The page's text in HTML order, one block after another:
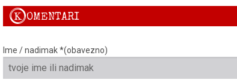
KOMENTARI
Ime / nadimak *(obavezno)